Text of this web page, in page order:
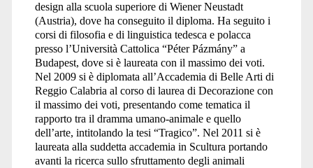
design alla scuola superiore di Wiener Neustadt
(Austria), dove ha conseguito il diploma. Ha seguito i
corsi di filosofia e di linguistica tedesca e polacca
presso l’Università Cattolica “Péter Pázmány” a
Budapest, dove si è laureata con il massimo dei voti.
Nel 2009 si è diplomata all’Accademia di Belle Arti di
Reggio Calabria al corso di laurea di Decorazione con
il massimo dei voti, presentando come tematica il
rapporto tra il dramma umano-animale e quello
dell’arte, intitolando la tesi “Tragico”. Nel 2011 si è
laureata alla suddetta accademia in Scultura portando
avanti la ricerca sullo sfruttamento degli animali